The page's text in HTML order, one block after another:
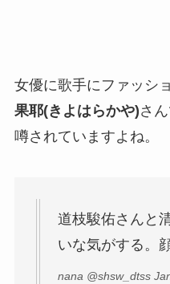
女優に歌手にファッシ
果耶(きよはらかや)さん
噂されていますよね。
道枝駿佑さんと
いな気がする。
nana @shsw_dtss